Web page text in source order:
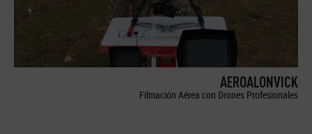
AEROALONVICK
Filmación Aérea con Drones Profesionales